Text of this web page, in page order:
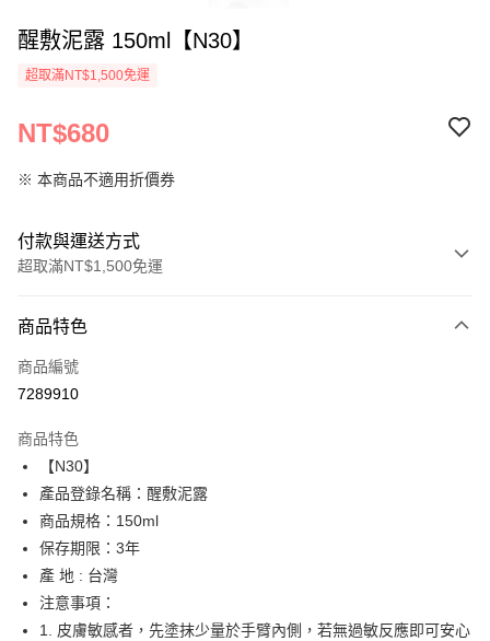
醒敷泥露 150ml【N30】
超取滿NT$1,500免運
NT$680
※ 本商品不適用折價券
付款與運送方式
超取滿NT$1,500免運
信用卡一次付款
超商取貨付款
Apple Pay
街口支付
悠遊付
運送方式
全家取貨付款
商品特色
商品編號
7289910
商品特色
【N30】
產品登錄名稱：醒敷泥露
商品規格：150ml
保存期限：3年
產 地 : 台灣
注意事項：
1. 皮膚敏感者，先塗抹少量於手臂內側，若無過敏反應即可安心